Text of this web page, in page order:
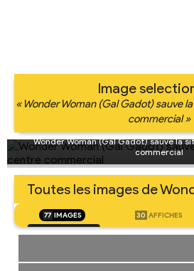
Image
« Wonder Woman (Gal Gadot) sauve
commercial »
Wonder Woman (Gal Gadot) sauve la
commercial
Toutes les images de
77 IMAGES 30 AFFICHES